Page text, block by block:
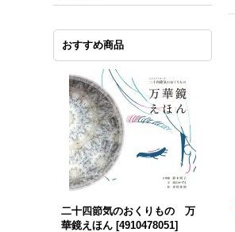
おすすめ商品
二十四節気のおくりもの 万
華鏡えほん [4910478051]